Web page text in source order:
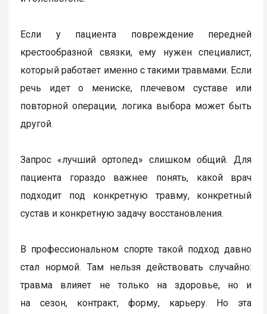
Если у пациента повреждение передней
крестообразной связки, ему нужен специалист,
который работает именно с такими травмами. Если
речь идет о мениске, плечевом суставе или
повторной операции, логика выбора может быть
другой.
Запрос «лучший ортопед» слишком общий. Для
пациента гораздо важнее понять, какой врач
подходит под конкретную травму, конкретный
сустав и конкретную задачу восстановления.
В профессиональном спорте такой подход давно
стал нормой. Там нельзя действовать случайно:
травма влияет не только на здоровье, но и
на сезон, контракт, форму, карьеру. Но эта